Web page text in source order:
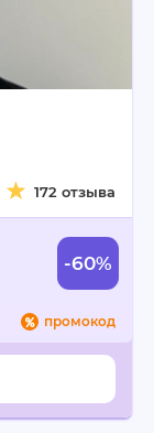
172 отзыва
-60%
промокод